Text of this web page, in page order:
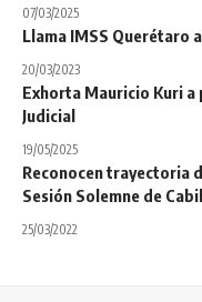
07/03/2025
Llama IMSS Querétaro
20/03/2023
Exhorta Mauricio Kuri
Judicial
19/05/2025
Reconocen trayectoria
Sesión Solemne de
25/03/2022